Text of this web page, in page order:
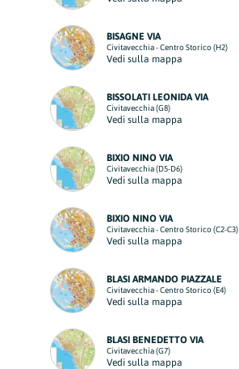
BISAGNE VIA
Civitavecchia - Centro Storico (H2)
Vedi sulla mappa
BISSOLATI LEONIDA VIA
Civitavecchia (G8)
Vedi sulla mappa
BIXIO NINO VIA
Civitavecchia (D5-D6)
Vedi sulla mappa
BIXIO NINO VIA
Civitavecchia - Centro Storico (C2-C3)
Vedi sulla mappa
BLASI ARMANDO PIAZZALE
Civitavecchia - Centro Storico (E4)
Vedi sulla mappa
BLASI BENEDETTO VIA
Civitavecchia (G7)
Vedi sulla mappa